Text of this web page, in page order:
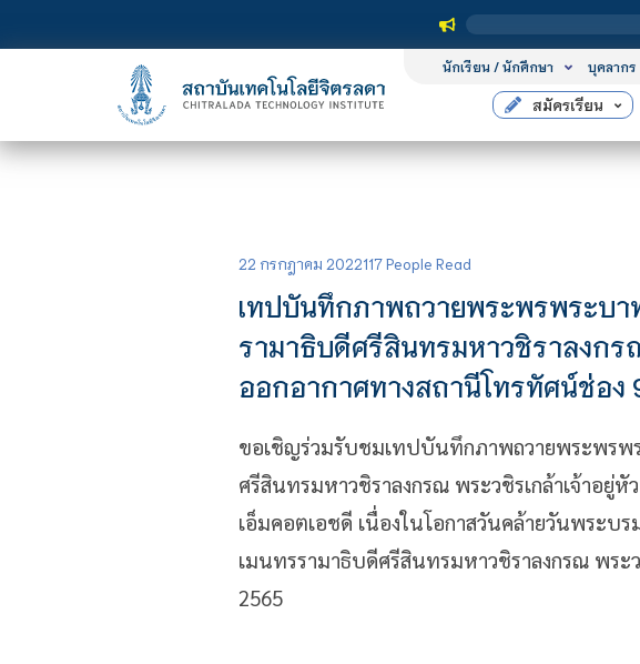
นักเรียน / นักศึกษา บุคลากร
สมัครเรียน
22 กรกฎาคม 2022117 People Read
เทปบันทึกภาพถวายพระพรพระบา
รามาธิบดีศรีสินทรมหาวชิราลงกร
ออกอากาศทางสถานีโทรทัศน์ช่อง
ขอเชิญร่วมรับชมเทปบันทึกภาพถวายพระพรพ
ศรีสินทรมหาวชิราลงกรณ พระวชิรเกล้าเจ้าอยู่
เอ็มคอตเอชดี เนื่องในโอกาสวันคล้ายวันพระ
เมนทรรามาธิบดีศรีสินทรมหาวชิราลงกรณ พระ
2565